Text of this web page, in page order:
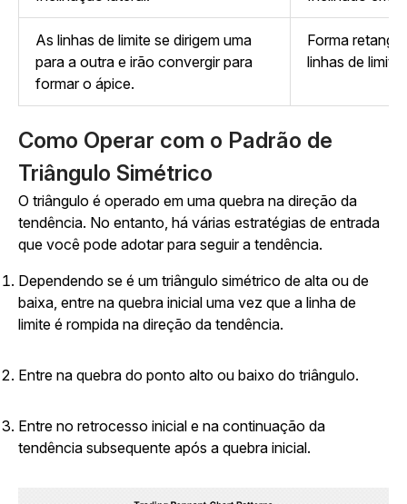
As linhas de limite se dirigem uma
para a outra e irão convergir para
formar o ápice.
Forma
linhas de limite
Como Operar com o Padrão de
Triângulo Simétrico
O triângulo é operado em uma quebra na direção da
tendência. No entanto, há várias estratégias de entrada
que você pode adotar para seguir a tendência.
Dependendo se é um triângulo simétrico de alta ou de
baixa, entre na quebra inicial uma vez que a linha de
limite é rompida na direção da tendência.
Entre na quebra do ponto alto ou baixo do triângulo.
Entre no retrocesso inicial e na continuação da
tendência subsequente após a quebra inicial.